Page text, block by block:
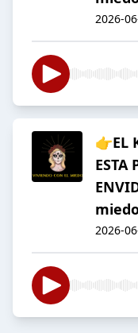
2026-
👉EL
ESTA
2026-